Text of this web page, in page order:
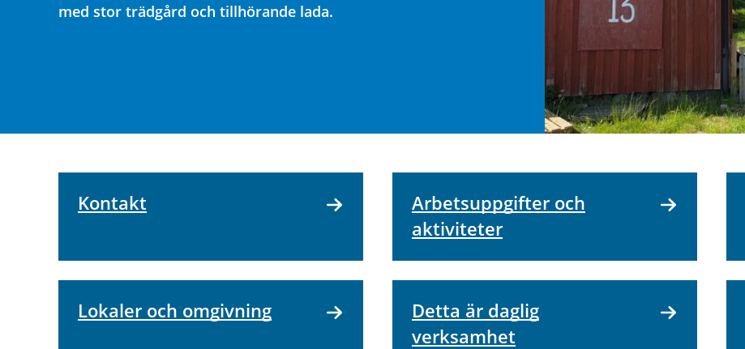
med stor trädgård och tillhörande lada.
Kontakt
Arbetsuppgifter och
aktiviteter
Lokaler och omgivning
Detta är daglig
verksamhet